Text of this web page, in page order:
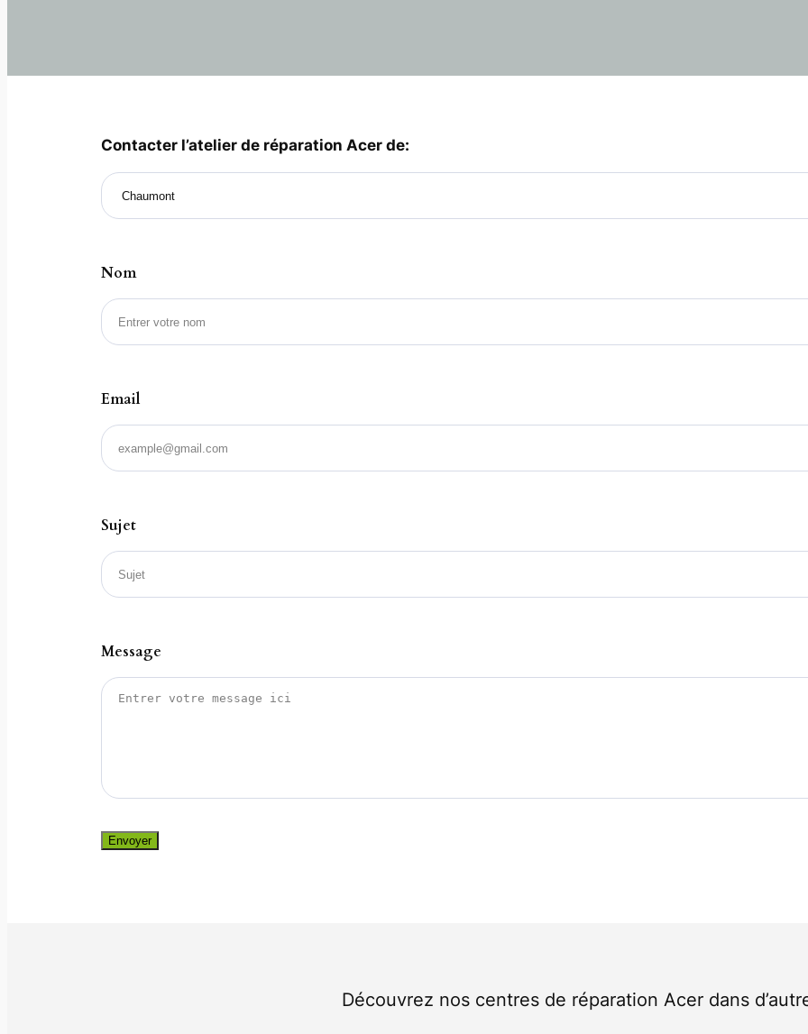
Contacter l’atelier de réparation Acer de:
Nom
Email
Sujet
Message
Envoyer
Découvrez nos centres de réparation Acer dans